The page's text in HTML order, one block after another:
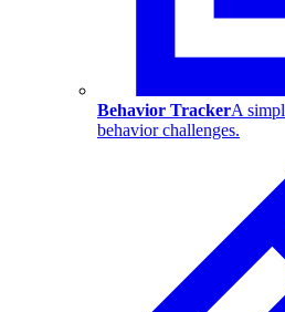
Behavior TrackerA
behavior challenges.